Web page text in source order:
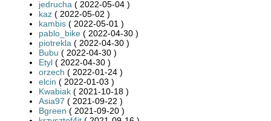
jedrucha ( 2022-05-04 )
kaz ( 2022-05-02 )
kambis ( 2022-05-01 )
pablo_bike ( 2022-04-30 )
piotrekla ( 2022-04-30 )
Bubu ( 2022-04-30 )
Etyl ( 2022-04-30 )
orzech ( 2022-01-24 )
elcin ( 2022-01-03 )
Kwabiak ( 2021-10-18 )
Asia97 ( 2021-09-22 )
Bgreen ( 2021-09-20 )